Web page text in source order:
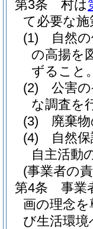
第3条
村は
て必要な
(1)
自然
の高揚を
ずること
(2)
公害
な調査を
(3)
廃棄
(4)
自然
自主活動
(事業者の
第4条
事業
画の理念
び生活環